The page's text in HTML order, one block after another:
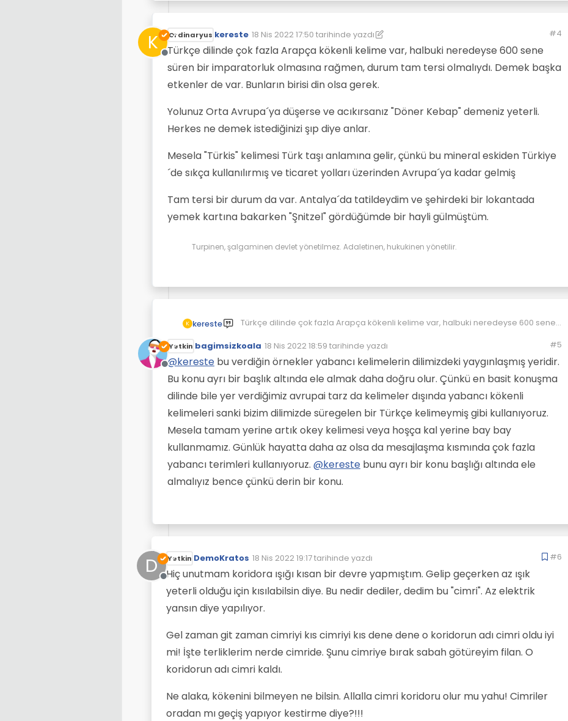
K
Çevrimdışı
Ordinaryus kereste 18 Nis 2022 17:50 tarihinde yazdı
Son düzenleyen: kereste
#4
Türkçe dilinde çok fazla Arapça kökenli kelime var, halbuki neredeyse 600 sene
süren bir imparatorluk olmasına rağmen, durum tam tersi olmalıydı. Demek başka
etkenler de var. Bunların birisi din olsa gerek.
Yolunuz Orta Avrupa´ya düşerse ve acıkırsanız "Döner Kebap" demeniz yeterli.
Herkes ne demek istediğinizi şıp diye anlar.
Mesela "Türkis" kelimesi Türk taşı anlamına gelir, çünkü bu mineral eskiden Türkiye
´de sıkça kullanılırmış ve ticaret yolları üzerinden Avrupa´ya kadar gelmiş
Tam tersi bir durum da var. Antalya´da tatildeydim ve şehirdeki bir lokantada
yemek kartına bakarken "Şnitzel" gördüğümde bir hayli gülmüştüm.
Turpinen, şalgaminen devlet yönetilmez. Adaletinen, hukukinen yönetilir.
K kereste
Türkçe dilinde çok fazla Arapça kökenli kelime var, halbuki neredeyse 600 sene
etkenler de var. Bunların birisi din olsa gerek.
Yolunuz Orta Avrupa´ya düşerse ve acıkırsanız "Döner Kebap" demeniz yeterli.
Herkes ne demek istediğinizi şıp diye anlar.
Mesela "Türkis" kelimesi Türk taşı anlamına gelir, çünkü bu mineral eskiden Türkiye
´de sıkça kullanılırmış ve ticaret yolları üzerinden Avrupa´ya kadar gelmiş
Tam tersi bir durum da var. Antalya´da tatildeydim ve şehirdeki bir lokantada yemek
kartına bakarken "Şnitzel" gördüğümde bir hayli gülmüştüm.
Çevrimdışı
Yetkin bagimsizkoala 18 Nis 2022 18:59 tarihinde yazdı
Son düzenleyen:
#5
@kereste bu verdiğin örnekler yabancı kelimelerin dilimizdeki yaygınlaşmış yeridir.
Bu konu ayrı bir başlık altında ele almak daha doğru olur. Çünkü en basit konuşma
dilinde bile yer verdiğimiz avrupai tarz da kelimeler dışında yabancı kökenli
kelimeleri sanki bizim dilimizde süregelen bir Türkçe kelimeymiş gibi kullanıyoruz.
Mesela tamam yerine artık okey kelimesi veya hoşça kal yerine bay bay
kullanmamız. Günlük hayatta daha az olsa da mesajlaşma kısmında çok fazla
yabancı terimleri kullanıyoruz. @kereste bunu ayrı bir konu başlığı altında ele
almalıyız bence çünkü derin bir konu.
D
Çevrimdışı
Yetkin DemoKratos 18 Nis 2022 19:17tarihinde yazdı
Son düzenleyen:
#6
Hiç unutmam koridora ışığı kısan bir devre yapmıştım. Gelip geçerken az ışık
yeterli olduğu için kısılabilsin diye. Bu nedir dediler, dedim bu "cimri". Az elektrik
yansın diye yapılıyor.
Gel zaman git zaman cimriyi kıs cimriyi kıs dene dene o koridorun adı cimri oldu iyi
mi! İşte terliklerim nerde cimride. Şunu cimriye bırak sabah götüreyim filan. O
koridorun adı cimri kaldı.
Ne alaka, kökenini bilmeyen ne bilsin. Allalla cimri koridoru olur mu yahu! Cimriler
oradan mı geçiş yapıyor kestirme diye?!!!